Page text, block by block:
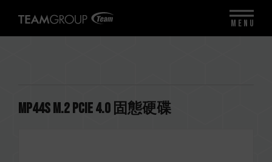
MP44S M.2 PCIe 4.0 固態硬碟
MENU